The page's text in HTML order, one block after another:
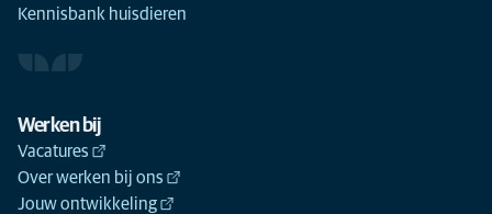
Kennisbank huisdieren
Werken bij
Vacatures
Over werken bij ons
Jouw ontwikkeling